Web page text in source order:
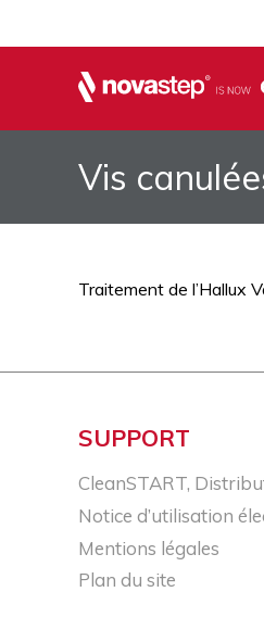
Vis
Traitement de l’Hallux
SUPPORT
CleanSTART,
Notice d’utilisation
Mentions légales
Plan du site